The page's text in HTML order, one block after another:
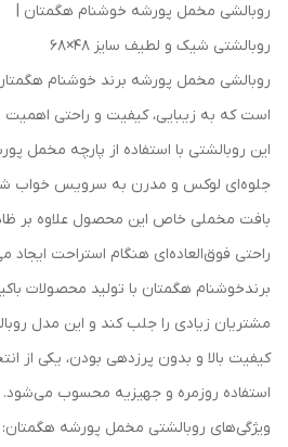
روبالشی مخمل پورشه خوشنام هگمتان |
روبالشتی شیک و لطیف سایز 48×68
روبالشی مخمل پورشه برند خوشنام هگمتان
است که به زیبایی، کیفیت و راحتی
این روبالشتی با استفاده از پارچه مخمل
جلوه‌ای لوکس و مدرن به سرویس خواب
بافت مخملی خاص این محصول علاوه بر
راحتی فوق‌العاده‌ای هنگام استراحت ایجاد
برندخوشنام هگمتان با تولید محصولات
مشتریان زیادی را جلب کند و این مدل
کیفیت بالا و بدون پرزدهی بودن، یکی از
استفاده روزمره و جهیزیه محسوب می‌شود.
ویژگی‌های روبالشتی مخمل پورشه